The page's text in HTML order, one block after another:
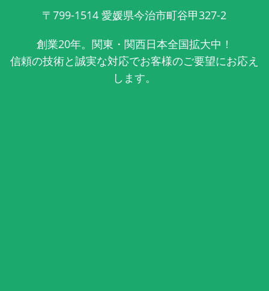
〒799-1514 愛媛県今治市町谷甲327-2
創業20年。関東・関西日本全国拡大中！
信頼の技術と誠実な対応でお客様のご要望にお応え
します。